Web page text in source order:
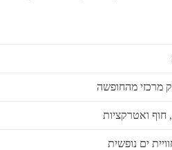
מרכזי מהחופשה
חוף ואטרקציות
ים נופשית